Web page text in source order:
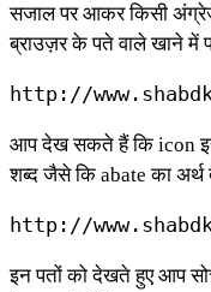
सजाल पर आकर किसी
ब्राउज़र के पते वाले खाने में
http://
आप देख सकते हैं कि icon
शब्द जैसे कि abate का अर्थ
http://
इन पतों को देखते हुए आप